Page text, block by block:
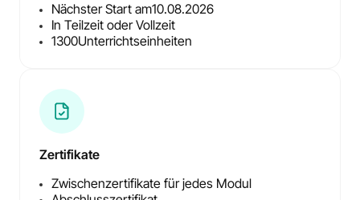
Nächster Start am10.08.2026
In Teilzeit oder Vollzeit
1300Unterrichtseinheiten
Zertifikate
Zwischenzertifikate für jedes Modul